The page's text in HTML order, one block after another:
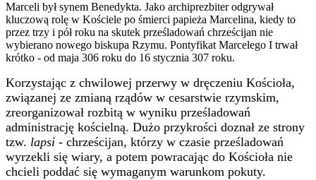
Marceli był synem Benedykta. Jako archiprezbiter odgrywał
kluczową rolę w Kościele po śmierci papieża Marcelina, kiedy to
przez trzy i pół roku na skutek prześladowań chrześcijan nie
wybierano nowego biskupa Rzymu. Pontyfikat Marcelego I trwał
krótko - od maja 306 roku do 16 stycznia 307 roku.
Korzystając z chwilowej przerwy w dręczeniu Kościoła,
związanej ze zmianą rządów w cesarstwie rzymskim,
zreorganizował rozbitą w wyniku prześladowań
administrację kościelną. Dużo przykrości doznał ze strony
tzw. lapsi - chrześcijan, którzy w czasie prześladowań
wyrzekli się wiary, a potem powracając do Kościoła nie
chcieli poddać się wymaganym warunkom pokuty.